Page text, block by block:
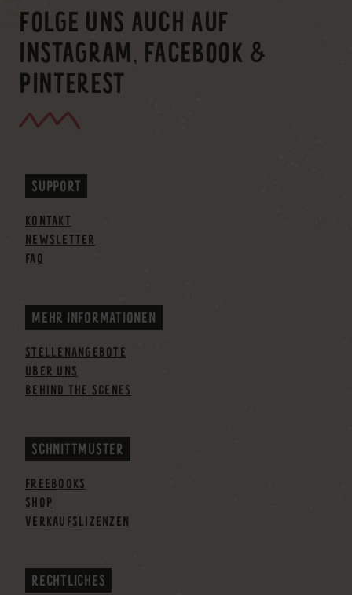
FOLGE UNS AUCH AUF
INSTAGRAM, FACEBOOK &
PINTEREST
SUPPORT
KONTAKT
NEWSLETTER
FAQ
MEHR INFORMATIONEN
STELLENANGEBOTE
ÜBER UNS
BEHIND THE SCENES
SCHNITTMUSTER
FREEBOOKS
SHOP
VERKAUFSLIZENZEN
RECHTLICHES